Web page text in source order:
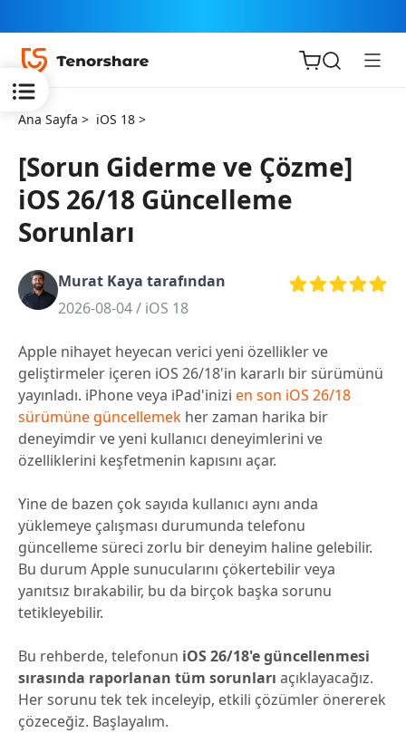
iOS için
ReiBoot
Tenorshare
PDNob
iAnyGo
Ana Sayfa > iOS 18 >
[Sorun Giderme ve Çözme]
iOS 26/18 Güncelleme
Sorunları
Murat Kaya tarafından
2026-08-04 / iOS 18
Apple nihayet heyecan verici yeni özellikler ve
geliştirmeler içeren iOS 26/18'in kararlı bir sürümünü
yayınladı. iPhone veya iPad'inizi en son iOS 26/18
sürümüne güncellemek her zaman harika bir
deneyimdir ve yeni kullanıcı deneyimlerini ve
özelliklerini keşfetmenin kapısını açar.
Yine de bazen çok sayıda kullanıcı aynı anda
yüklemeye çalışması durumunda telefonu
güncelleme süreci zorlu bir deneyim haline gelebilir.
Bu durum Apple sunucularını çökertebilir veya
yanıtsız bırakabilir, bu da birçok başka sorunu
tetikleyebilir.
Bu rehberde, telefonun iOS 26/18'e güncellenmesi
sırasında raporlanan tüm sorunları açıklayacağız.
Her sorunu tek tek inceleyip, etkili çözümler önererek
çözeceğiz. Başlayalım.